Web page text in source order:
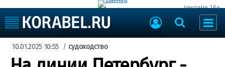
реклама 16+
Судоходство
Судоремонт
10.01.2025 10:55 / судоходство